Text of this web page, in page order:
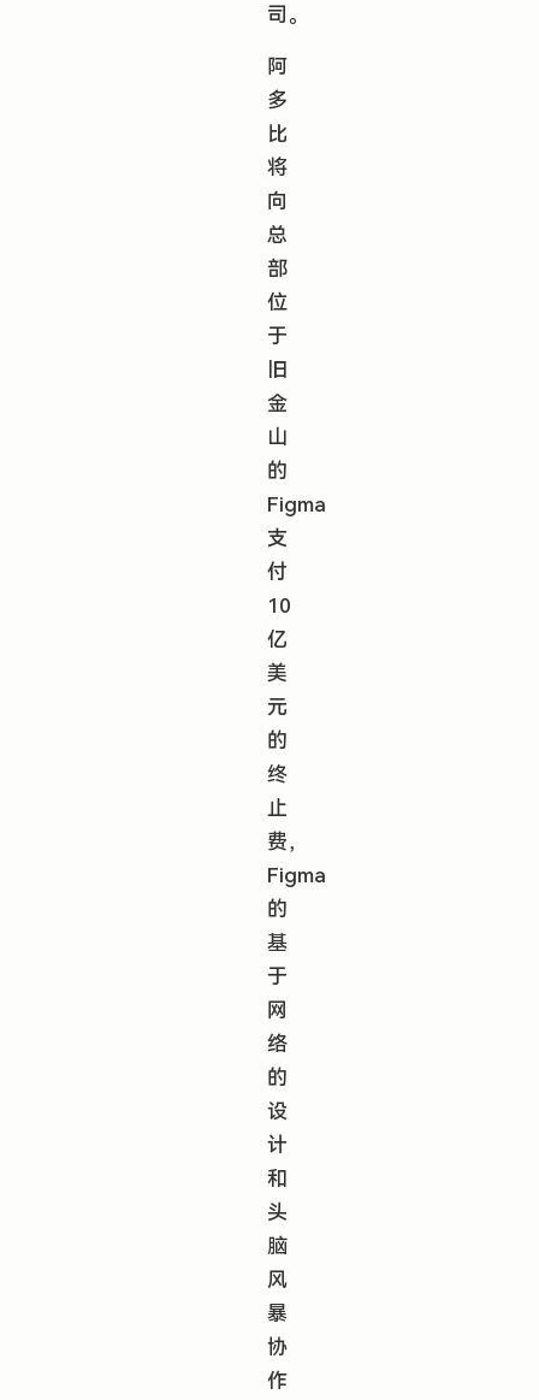
司。
阿
多
比
将
向
总
部
位
于
旧
金
山
的
Figma
支
付
10
亿
美
元
的
终
止
费，
Figma
的
基
于
网
络
的
设
计
和
头
脑
风
暴
协
作